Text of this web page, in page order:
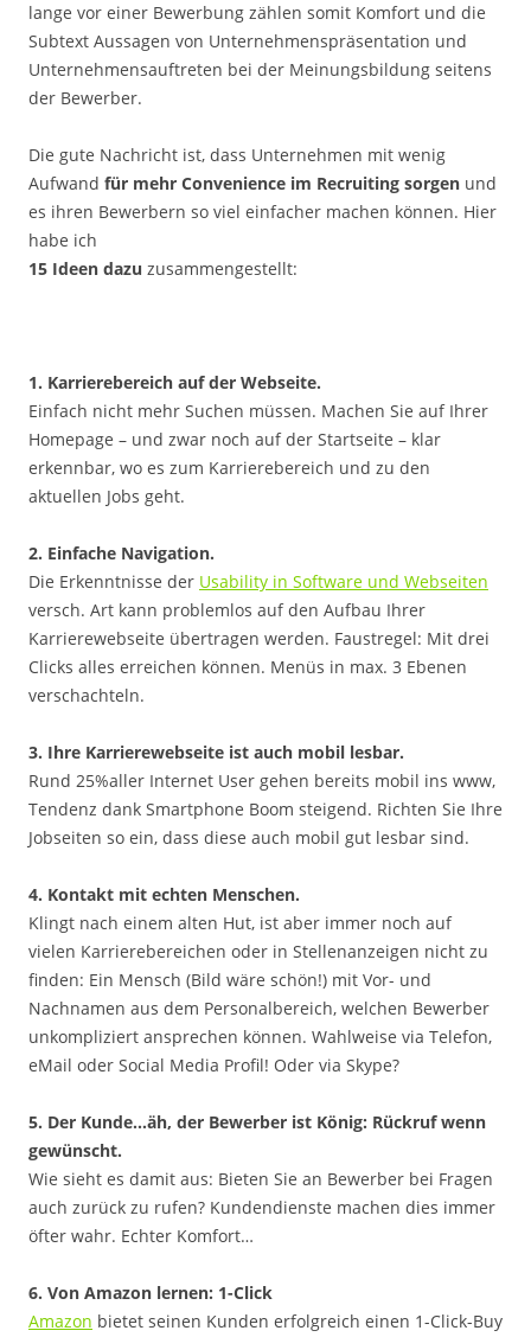
lange vor einer Bewerbung zählen somit Komfort und die
Subtext Aussagen von Unternehmenspräsentation und
Unternehmensauftreten bei der Meinungsbildung seitens
der Bewerber.
Die gute Nachricht ist, dass Unternehmen mit wenig
Aufwand für mehr Convenience im Recruiting sorgen und
es ihren Bewerbern so viel einfacher machen können. Hier
habe ich
15 Ideen dazu zusammengestellt:
1. Karrierebereich auf der Webseite.
Einfach nicht mehr Suchen müssen. Machen Sie auf Ihrer
Homepage – und zwar noch auf der Startseite – klar
erkennbar, wo es zum Karrierebereich und zu den
aktuellen Jobs geht.
2. Einfache Navigation.
Die Erkenntnisse der Usability in Software und Webseiten
versch. Art kann problemlos auf den Aufbau Ihrer
Karrierewebseite übertragen werden. Faustregel: Mit drei
Clicks alles erreichen können. Menüs in max. 3 Ebenen
verschachteln.
3. Ihre Karrierewebseite ist auch mobil lesbar.
Rund 25%aller Internet User gehen bereits mobil ins www,
Tendenz dank Smartphone Boom steigend. Richten Sie Ihre
Jobseiten so ein, dass diese auch mobil gut lesbar sind.
4. Kontakt mit echten Menschen.
Klingt nach einem alten Hut, ist aber immer noch auf
vielen Karrierebereichen oder in Stellenanzeigen nicht zu
finden: Ein Mensch (Bild wäre schön!) mit Vor- und
Nachnamen aus dem Personalbereich, welchen Bewerber
unkompliziert ansprechen können. Wahlweise via Telefon,
eMail oder Social Media Profil! Oder via Skype?
5. Der Kunde…äh, der Bewerber ist König: Rückruf wenn
gewünscht.
Wie sieht es damit aus: Bieten Sie an Bewerber bei Fragen
auch zurück zu rufen? Kundendienste machen dies immer
öfter wahr. Echter Komfort…
6. Von Amazon lernen: 1-Click
Amazon bietet seinen Kunden erfolgreich einen 1-Click-Buy